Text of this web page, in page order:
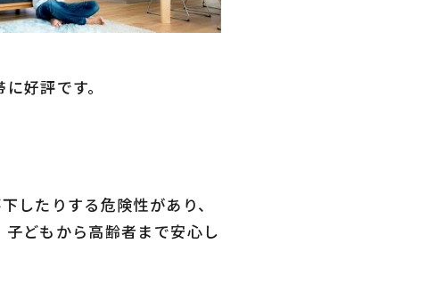
好評です。
したりする危険性があり、
どもから高齢者まで安心し